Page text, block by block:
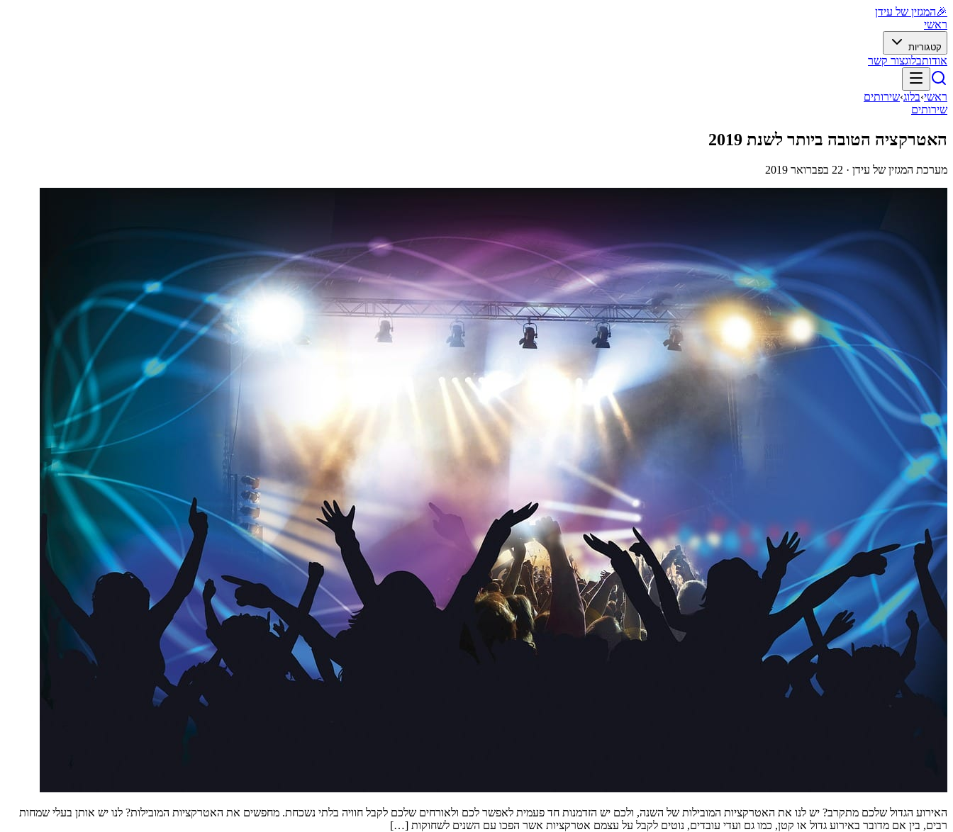
🎉המגזין של עידן
ראשי
קטגוריות
אודותבלוגצור קשר
ראשי›בלוג›שירותים
שירותים
האטרקציה הטובה ביותר לשנת 2019
מערכת המגזין של עידן · 22 בפברואר 2019
האירוע הגדול שלכם מתקרב? יש לנו את האטרקציות המובילות של השנה, ולכם יש הזדמנות חד פעמית לאפשר לכם ולאורחים שלכם לקבל חוויה בלתי נשכחת. מחפשים את האטרקציות המובילות? לנו יש אותן בעלי שמחות
רבים, בין אם מדובר באירוע גדול או קטן, כמו גם ועדי עובדים, נוטים לקבל על עצמם אטרקציות אשר הפכו עם השנים לשחוקות […]